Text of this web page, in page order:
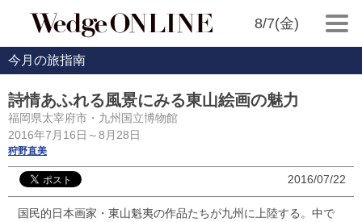
8/7(金)
今月の旅指南
詩情あふれる風景にみる東山絵画の魅力
福岡県太宰府市・九州国立博物館
2016年7月16日～8月28日
狩野直美
2016/07/22
国民的日本画家・東山魁夷の作品たちが九州に上陸する。中で